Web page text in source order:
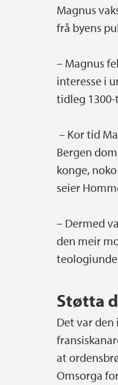
Magnus
frå byens
– Magnus
interesse i
tidleg
– Kor tid
Bergen
konge,
seier
– Dermed
den meir
Støtta
Det var den
at
Omsorga